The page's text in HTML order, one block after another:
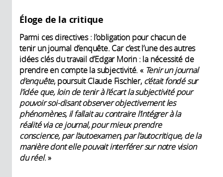
Éloge de la critique
Parmi ces directives : l’obligation pour chacun de
tenir un journal d’enquête. Car c’est l’une des autres
idées clés du travail d’Edgar Morin : la nécessité de
prendre en compte la subjectivité. « Tenir un journal
d’enquête, poursuit Claude Fischler, c’était fondé sur
l’idée que, loin de tenir à l’écart la subjectivité pour
pouvoir soi-disant observer objectivement les
phénomènes, il fallait au contraire l’intégrer à la
réalité via ce journal, pour mieux prendre
conscience, par l’autoexamen, par l’autocritique, de la
manière dont elle pouvait interférer sur notre vision
du réel. »